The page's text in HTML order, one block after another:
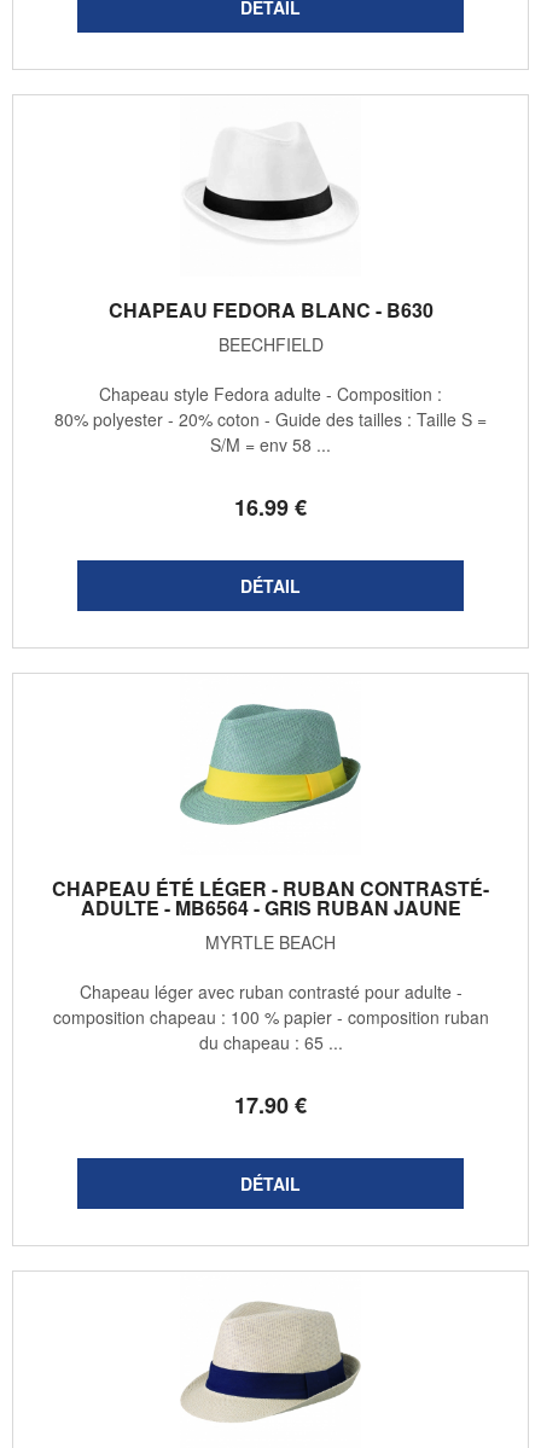
CHAPEAU FEDORA BLANC - B630
BEECHFIELD
16.99€
Chapeau style Fedora adulte - Composition :
80% polyester - 20% coton - Guide des tailles : Taille S =
S/M = env 58 ...
CHAPEAU ÉTÉ LÉGER - RUBAN CONTRASTÉ-
ADULTE - MB6564 - GRIS RUBAN JAUNE
MYRTLE BEACH
17.90€
Chapeau léger avec ruban contrasté pour adulte -
composition chapeau : 100 % papier - composition ruban
du chapeau : 65 ...